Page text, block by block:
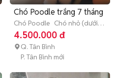
Chó Poodle trắng 7 tháng
Chó Poodle Chó nhỏ (dưới 1
năm tuổi)
4.500.000 đ
Q. Tân Bình
P. Tân Bình mới